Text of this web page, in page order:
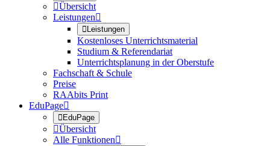
Übersicht
Leistungen
Leistungen
Kostenloses Unterrichtsmaterial
Studium & Referendariat
Unterrichtsplanung in der Oberstufe
Fachschaft & Schule
Preise
RAAbits Print
EduPage
EduPage
Übersicht
Alle Funktionen